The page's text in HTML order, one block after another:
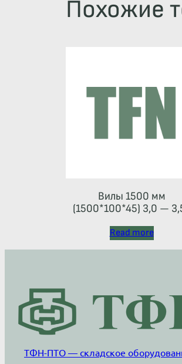
Похожие
Вилы 1500 мм
(1500*100*45) 3,0 —
Read more
ТФН-ПТО — складское